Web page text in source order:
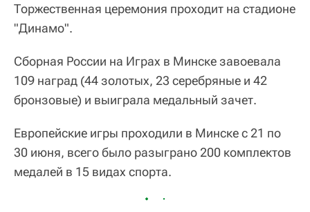
Торжественная церемония проходит на стадионе
"Динамо".
Сборная России на Играх в Минске завоевала
109 наград (44 золотых, 23 серебряные и 42
бронзовые) и выиграла медальный зачет.
Европейские игры проходили в Минске с 21 по
30 июня, всего было разыграно 200 комплектов
медалей в 15 видах спорта.